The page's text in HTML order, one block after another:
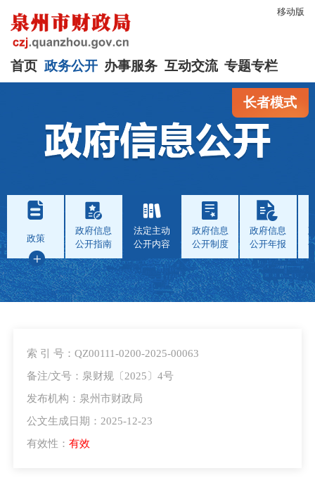
移动版
首页 政务公开 办事服务 互动交流 专题专栏
长者模式
政策
政府信息
公开指南
法定主动
公开内容
政府信息
公开制度
政府信息
公开年报
索 引 号：QZ00111-0200-2025-00063
备注/文号：泉财规〔2025〕4号
发布机构：泉州市财政局
公文生成日期：2025-12-23
有效性： 有效